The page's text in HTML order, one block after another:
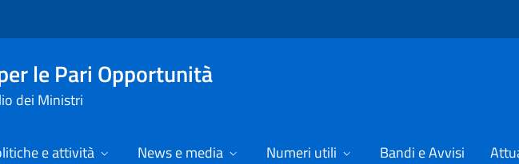
le Pari Opportunità
dei Ministri
e attività News e media Numeri utili Bandi e Avvisi